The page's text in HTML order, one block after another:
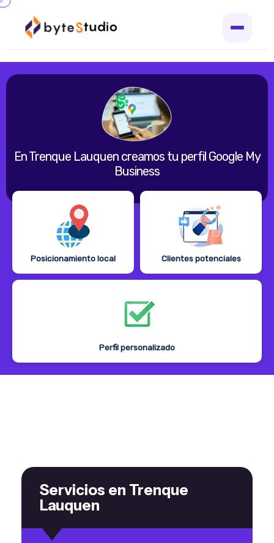
En Trenque Lauquen creamos tu perfil Google My
Business
Posicionamiento local Clientes potenciales
Perfil personalizado
Servicios en Trenque
Lauquen